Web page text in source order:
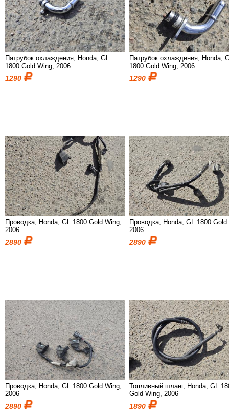
Патрубок охлаждения, Honda, GL
1800 Gold Wing, 2006
1290
Патрубок охлаждения, Honda,
1800 Gold Wing, 2006
1290
Проводка, Honda, GL 1800 Gold Wing,
2006
2890
Проводка, Honda, GL 1800 Gold
2006
2890
Проводка, Honda, GL 1800 Gold Wing,
2006
2890
Топливный шланг, Honda, GL
Gold Wing, 2006
1890